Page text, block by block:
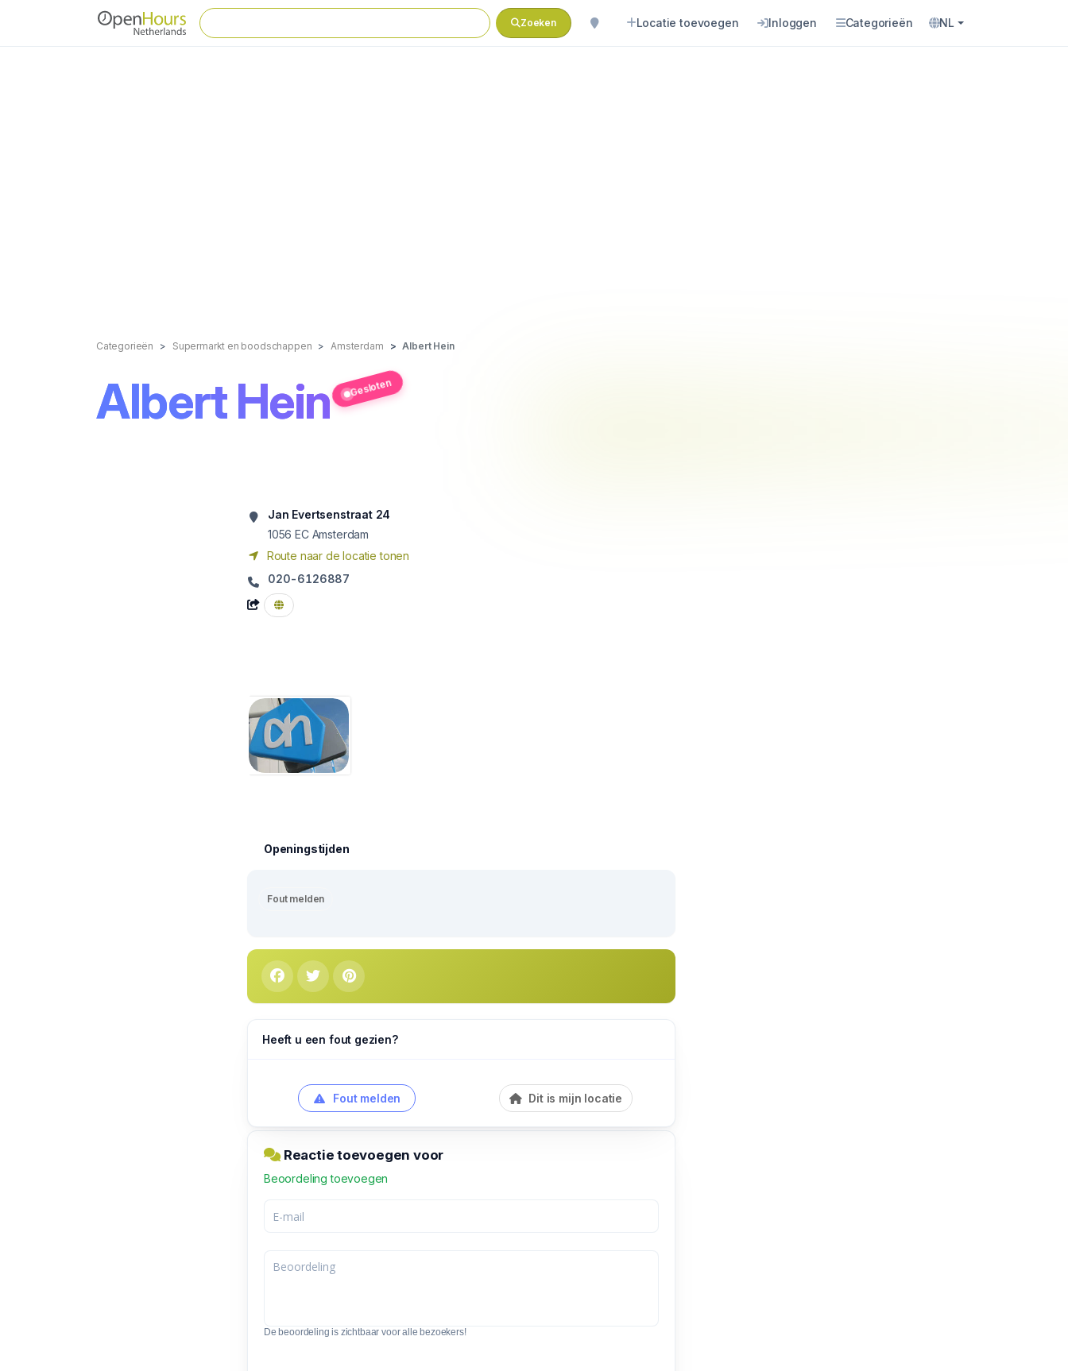
Zoeken Locatie toevoegen Inloggen Categorieën NL
Categorieën Supermarkt en boodschappen Amsterdam Albert Hein
Albert Hein Gesloten
Jan Evertsenstraat 24
1056 EC Amsterdam
Route naar de locatie tonen
020-6126887
Openingstijden
Fout melden
Heeft u een fout gezien?
Fout melden Dit is mijn locatie
Reactie toevoegen voor
Beoordeling toevoegen
De beoordeling is zichtbaar voor alle bezoekers!